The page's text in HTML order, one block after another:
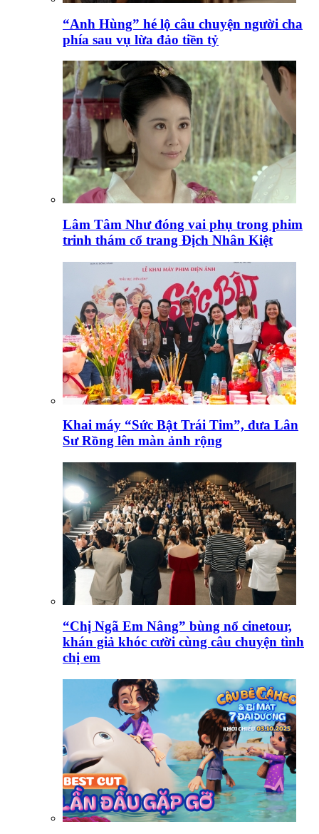
“Anh Hùng” hé lộ câu chuyện người cha
phía sau vụ lừa đảo tiền tỷ
Lâm Tâm Như đóng vai phụ trong phim
trinh thám cổ trang Địch Nhân Kiệt
Khai máy “Sức Bật Trái Tim”, đưa Lân
Sư Rồng lên màn ảnh rộng
“Chị Ngã Em Nâng” bùng nổ cinetour,
khán giả khóc cười cùng câu chuyện tình
chị em